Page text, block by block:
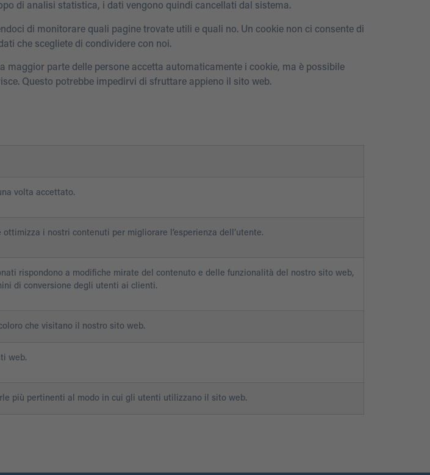
di analisi statistica, i dati vengono quindi cancellati dal sistema.
di monitorare quali pagine trovate utili e quali no. Un cookie non ci consente di
che scegliete di condividere con noi.
parte delle persone accetta automaticamente i cookie, ma è possibile
Questo potrebbe impedirvi di sfruttare appieno il sito web.
volta accettato.
i nostri contenuti per migliorare l’esperienza dell’utente.
rispondono a modifiche mirate del contenuto e delle funzionalità del nostro sito web,
di conversione degli utenti ai clienti.
che visitano il nostro sito web.
web.
più pertinenti al modo in cui gli utenti utilizzano il sito web.